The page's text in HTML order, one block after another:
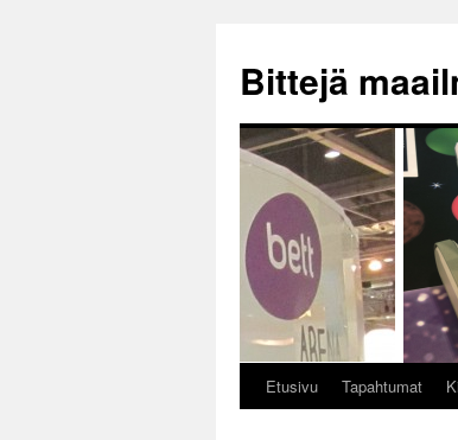
Bittejä
Etusivu Tapahtumat